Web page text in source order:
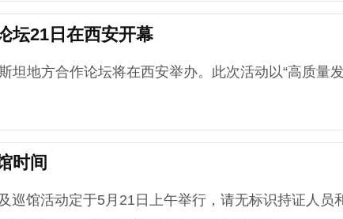
坛21日在西安开幕
方合作论坛将在西安举办。此次活动以“高质量发
时间
巡馆活动定于5月21日上午举行，请无标识持证人员